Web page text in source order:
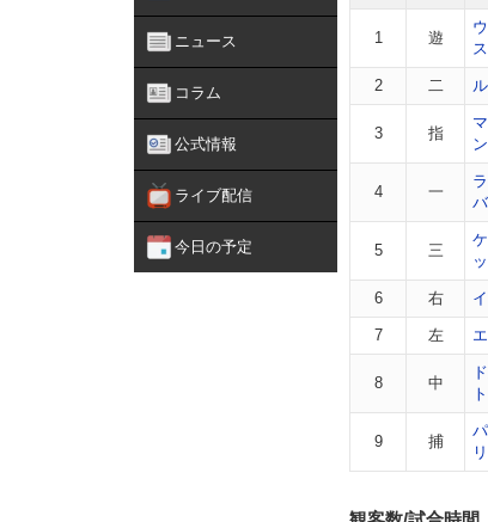
ニュース
コラム
公式情報
ライブ配信
今日の予定
1 遊
ス
2 二
3 指
ン
4 一
5 三
6 右
7 左
8 中
ト
9 捕